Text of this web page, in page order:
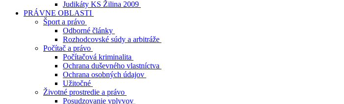
Judikáty KS Žilina 2009
PRÁVNE OBLASTI
Šport a právo
Odborné články
Rozhodcovské súdy a arbitráže
Počítač a právo
Počítačová kriminalita
Ochrana duševného vlastníctva
Ochrana osobných údajov
Užitočné
Životné prostredie a právo
Posudzovanie vplyvov